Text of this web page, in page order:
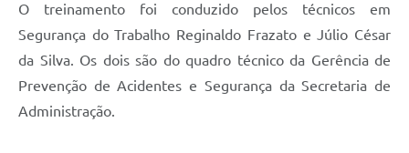
O treinamento foi conduzido pelos técnicos em
Segurança do Trabalho Reginaldo Frazato e Júlio César
da Silva. Os dois são do quadro técnico da Gerência de
Prevenção de Acidentes e Segurança da Secretaria de
Administração.